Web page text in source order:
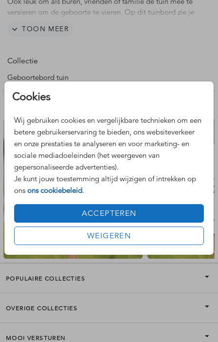
Cookies
Wij gebruiken cookies en vergelijkbare technieken om een
betere gebruikerservaring te bieden, ons websiteverkeer
en onze prestaties te analyseren en voor marketing- en
sociale mediadoeleinden (het weergeven van
gepersonaliseerde advertenties).
Je kunt jouw toestemming altijd wijzigen of intrekken op
ons ons cookiebeleid.
ACCEPTEREN
WEIGEREN
versieren om de geboorte te vieren. Op dit tuinbord zie je
cm canvas. De hoogte is dus geen 80 cm, de breedte wel.
aan in de editor. Zodat dit bord helemaal jullie eigen,
TOON MEER
Collectie
Geboortebord tuin
POPULAIRE COLLECTIES
OVERIGE COLLECTIES
MOOI VERSTUREN